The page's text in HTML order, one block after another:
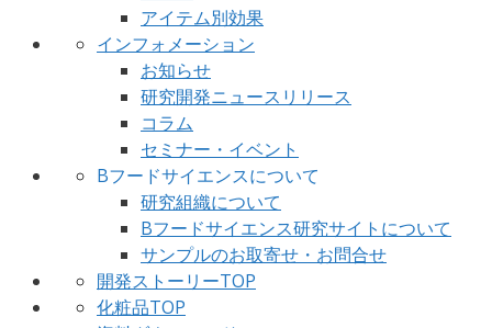
アイテム別効果
インフォメーション
お知らせ
研究開発ニュースリリース
コラム
セミナー・イベント
Bフードサイエンスについて
研究組織について
Bフードサイエンス研究サイトについて
サンプルのお取寄せ・お問合せ
開発ストーリーTOP
化粧品TOP